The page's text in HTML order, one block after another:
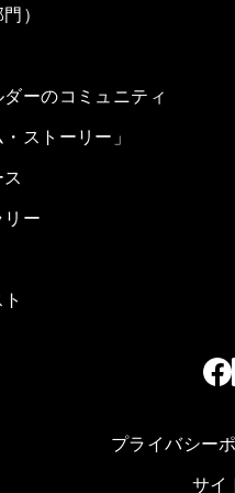
）
ーのコミュニティ
ストーリー」
リー
プライバシー
サイ